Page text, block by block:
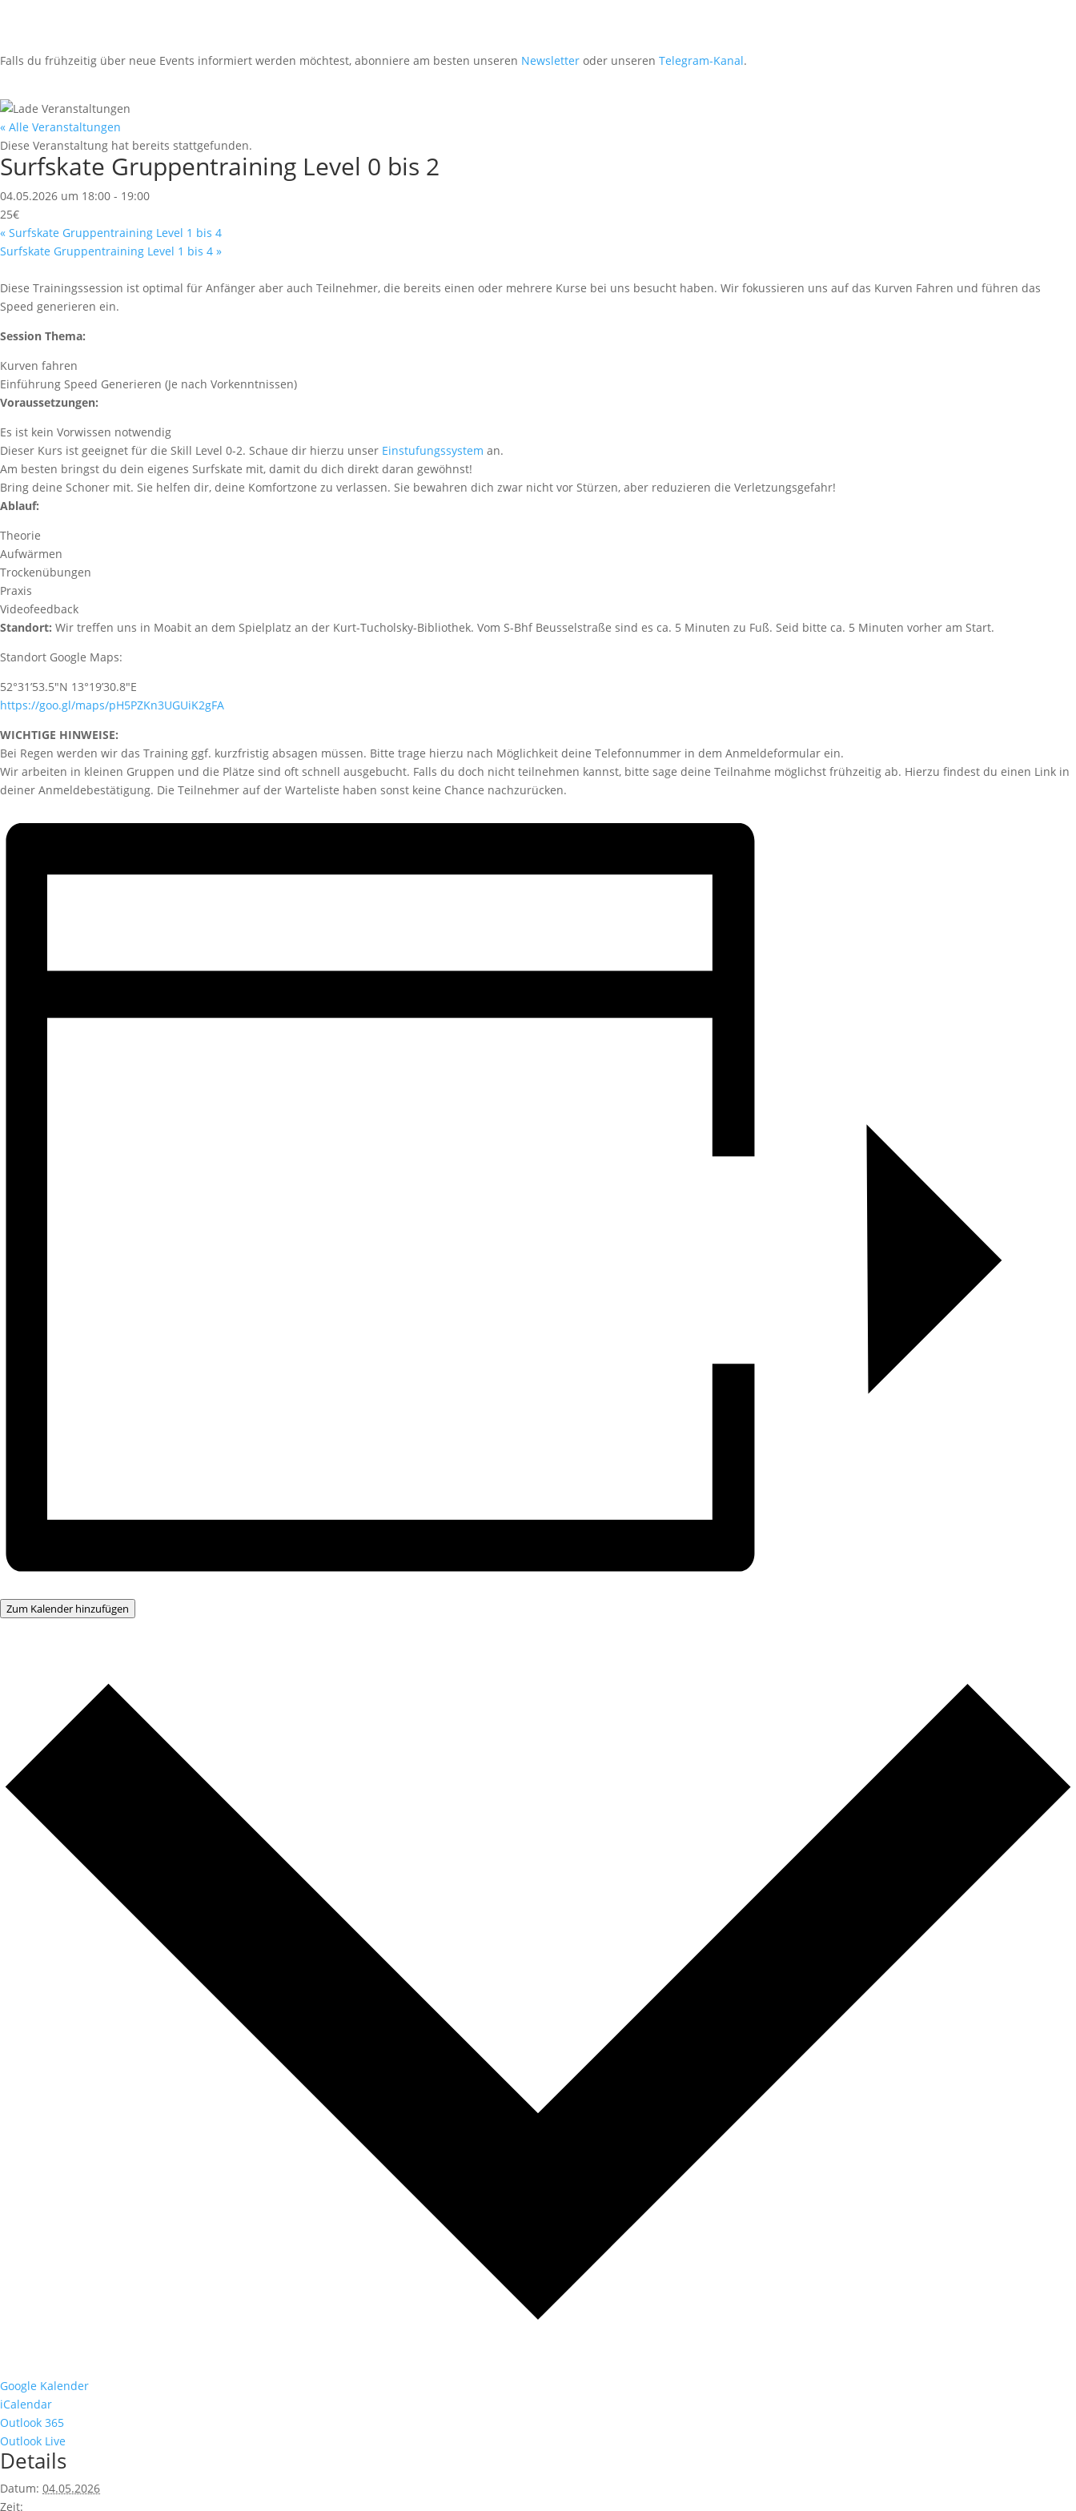
Falls du frühzeitig über neue Events informiert werden möchtest, abonniere am besten unseren Newsletter oder unseren Telegram-Kanal.
« Alle Veranstaltungen
Diese Veranstaltung hat bereits stattgefunden.
Surfskate Gruppentraining Level 0 bis 2
04.05.2026 um 18:00 - 19:00
25€
« Surfskate Gruppentraining Level 1 bis 4
Surfskate Gruppentraining Level 1 bis 4 »
Diese Trainingssession ist optimal für Anfänger aber auch Teilnehmer, die bereits einen oder mehrere Kurse bei uns besucht haben. Wir fokussieren uns auf das Kurven Fahren und führen das
Speed generieren ein.
Session Thema:
Kurven fahren
Einführung Speed Generieren (Je nach Vorkenntnissen)
Voraussetzungen:
Es ist kein Vorwissen notwendig
Dieser Kurs ist geeignet für die Skill Level 0-2. Schaue dir hierzu unser Einstufungssystem an.
Am besten bringst du dein eigenes Surfskate mit, damit du dich direkt daran gewöhnst!
Bring deine Schoner mit. Sie helfen dir, deine Komfortzone zu verlassen. Sie bewahren dich zwar nicht vor Stürzen, aber reduzieren die Verletzungsgefahr!
Ablauf:
Theorie
Aufwärmen
Trockenübungen
Praxis
Videofeedback
Standort: Wir treffen uns in Moabit an dem Spielplatz an der Kurt-Tucholsky-Bibliothek. Vom S-Bhf Beusselstraße sind es ca. 5 Minuten zu Fuß. Seid bitte ca. 5 Minuten vorher am Start.
Standort Google Maps:
52°31’53.5″N 13°19’30.8″E
https://goo.gl/maps/pH5PZKn3UGUiK2gFA
WICHTIGE HINWEISE:
Bei Regen werden wir das Training ggf. kurzfristig absagen müssen. Bitte trage hierzu nach Möglichkeit deine Telefonnummer in dem Anmeldeformular ein.
Wir arbeiten in kleinen Gruppen und die Plätze sind oft schnell ausgebucht. Falls du doch nicht teilnehmen kannst, bitte sage deine Teilnahme möglichst frühzeitig ab. Hierzu findest du einen Link in
deiner Anmeldebestätigung. Die Teilnehmer auf der Warteliste haben sonst keine Chance nachzurücken.
Zum Kalender hinzufügen
Google Kalender
iCalendar
Outlook 365
Outlook Live
Details
Datum: 04.05.2026
Zeit: